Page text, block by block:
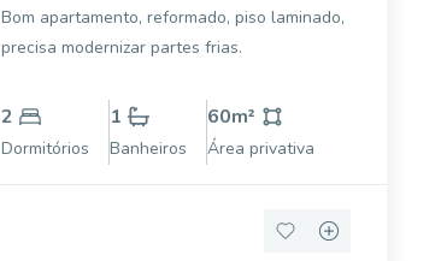
Bom apartamento, reformado, piso laminado,
precisa modernizar partes frias.
2
Dormitórios
1
Banheiros
60m²
Área privativa